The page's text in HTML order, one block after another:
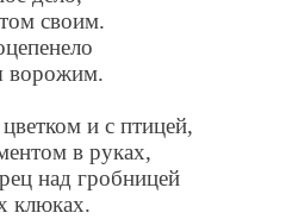
своим.
ворожим.
и с птицей,
в руках,
над гробницей
клюках.